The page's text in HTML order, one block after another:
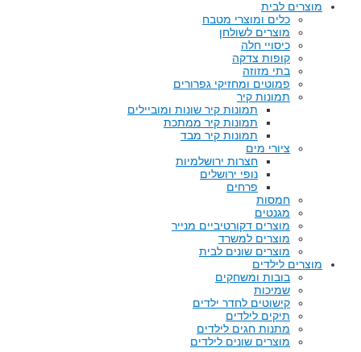
מוצרים לבית
כלים ומוצרי מטבח
מוצרים לשולחן
כיסויי חלה
קופות צדקה
בתי מזוזה
פמוטים ומחזיקי גפרורים
תמונות קיר
תמונות קיר שונות ומוביילים
תמונות קיר ממתכת
תמונות קיר מבד
ציורי מים
חצרות ירושלמיות
נופי ירושלים
פרחים
חמסות
מגנטים
מוצרים דקורטיביים מנייר
מוצרים למשרד
מוצרים שונים לבית
מוצרים לילדים
בובות ומשחקים
שמיכות
קישוטים לחדר ילדים
תיקים לילדים
מתנות חגים לילדים
מוצרים שונים לילדים